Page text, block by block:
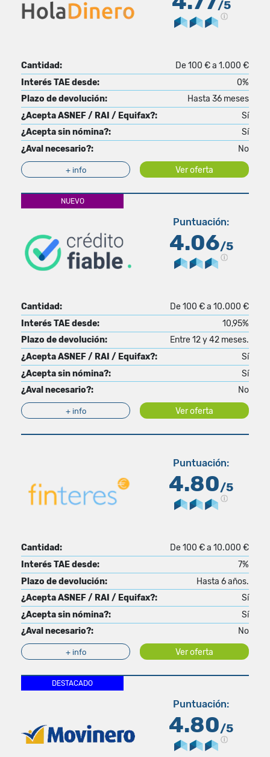
/5
Cantidad:
De 100 € a 1.000 €
Interés TAE desde:
0%
Plazo de devolución:
Hasta 36 meses
¿Acepta ASNEF / RAI / Equifax?:
Sí
¿Acepta sin nómina?:
Sí
¿Aval necesario?:
No
+ info Ver oferta
NUEVO
Puntuación:
4.06/5
Cantidad:
De 100 € a 10.000 €
Interés TAE desde:
10,95%
Plazo de devolución:
Entre 12 y 42 meses.
¿Acepta ASNEF / RAI / Equifax?:
Sí
¿Acepta sin nómina?:
Sí
¿Aval necesario?:
No
+ info Ver oferta
Puntuación:
4.80/5
Cantidad:
De 100 € a 10.000 €
Interés TAE desde:
7%
Plazo de devolución:
Hasta 6 años.
¿Acepta ASNEF / RAI / Equifax?:
Sí
¿Acepta sin nómina?:
Sí
¿Aval necesario?:
No
+ info Ver oferta
DESTACADO
Puntuación:
4.80/5